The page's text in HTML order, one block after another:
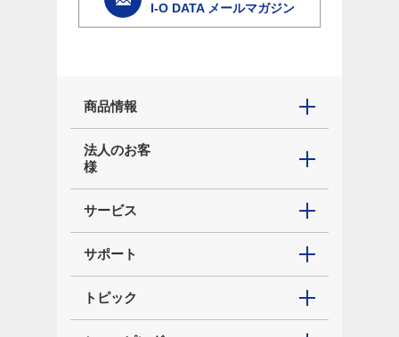
I-O DATA メールマガジン
商品情報
法人のお客
様
サービス
サポート
トピック